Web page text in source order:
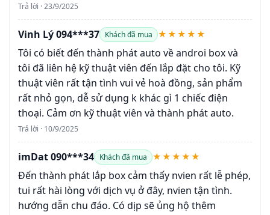
Trả lời · 23/9/2025
Vinh Lý 094***37 Khách đã mua ★★★★★
Tôi có biết đến thành phát auto về androi box và
tôi đã liên hệ kỹ thuật viên đến lắp đặt cho tôi. Kỹ
thuật viên rất tận tình vui vẻ hoà đồng, sản phẩm
rất nhỏ gọn, dễ sử dụng k khác gì 1 chiếc điện
thoại. Cảm ơn kỹ thuật viên và thành phát auto.
Trả lời · 10/9/2025
imDat 090***34 Khách đã mua ★★★★★
Đến thành phát lắp box cảm thấy nvien rất lễ phép,
tui rất hài lòng với dịch vụ ở đây, nvien tận tình.
hướng dẫn chu đáo. Có dịp sẽ ủng hộ thêm